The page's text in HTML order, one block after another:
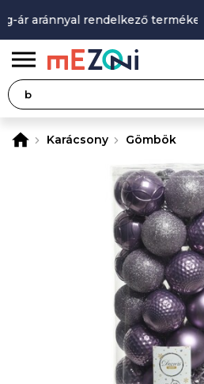
aránnyal rendelkező termékek
Karácsony Gömbök